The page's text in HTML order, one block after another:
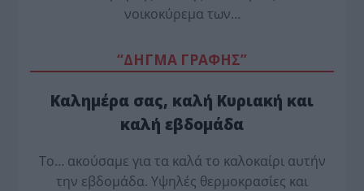
νοικοκύρεμα των…
“ΔΗΓΜΑ ΓΡΑΦΗΣ”
Καλημέρα σας, καλή Κυριακή και
καλή εβδομάδα
Το… ακούσαμε για τα καλά το καλοκαίρι αυτήν
την εβδομάδα. Υψηλές θερμοκρασίες και